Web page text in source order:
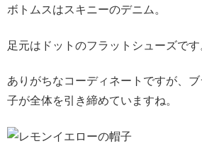
ボトムスはスキニーのデニム。
足元はドットのフラットシューズです
ありがちなコーディネートですが、
子が全体を引き締めていますね。